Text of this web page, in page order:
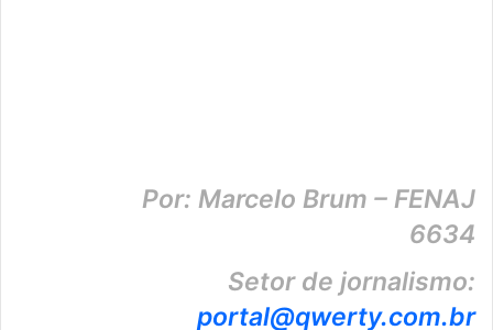
Por: Marcelo Brum – FENAJ
6634
Setor de jornalismo:
portal@qwerty.com.br